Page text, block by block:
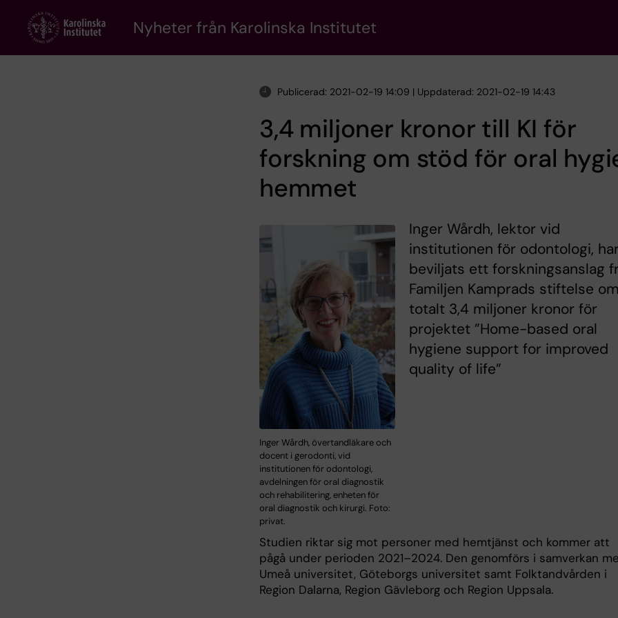
content
Nyheter från Karolinska Institutet
Publicerad: 2021-02-19 14:09 | Uppdaterad: 2021-02-19 14:43
3,4 miljoner kronor till KI för
forskning om stöd för oral
hemmet
Inger Wårdh, övertandläkare och
docent i gerodonti, vid
institutionen för odontologi,
avdelningen för oral diagnostik
och rehabilitering, enheten för
oral diagnostik och kirurgi. Foto:
privat.
Inger Wårdh, lektor vid
institutionen för odontologi,
beviljats ett forskningsanslag
Familjen Kamprads stiftelse
totalt 3,4 miljoner kronor för
projektet ”Home-based oral
hygiene support for improved
quality of life”
Studien riktar sig mot personer med hemtjänst och kommer att
pågå under perioden 2021–2024. Den genomförs i samverkan
Umeå universitet, Göteborgs universitet samt Folktandvården i
Region Dalarna, Region Gävleborg och Region Uppsala.